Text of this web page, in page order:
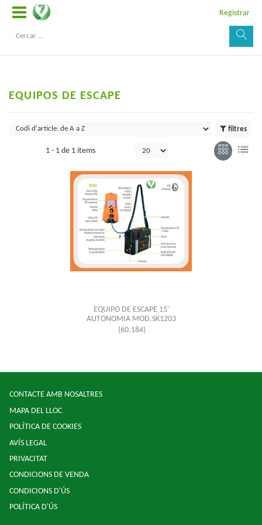
Registrar
EQUIPOS DE ESCAPE
filtres
1 - 1 de 1 items
EQUIPO DE ESCAPE 15'
AUTONOMIA MOD.SK1203
(60.184)
CONTACTE AMB NOSALTRES
MAPA DEL LLOC
POLÍTICA DE COOKIES
AVÍS LEGAL
PRIVACITAT
CONDICIONS DE VENDA
CONDICIONS D'ÚS
POLÍTICA D'ÚS